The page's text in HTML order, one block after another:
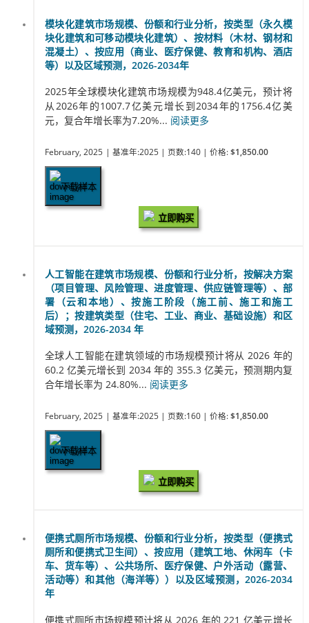
模块化建筑市场规模、份额和行业分析，按类型（永久模
块化建筑和可移动模块化建筑）、按材料（木材、钢材和
混凝土）、按应用（商业、医疗保健、教育和机构、酒店
等）以及区域预测，2026-2034年
2025年全球模块化建筑市场规模为948.4亿美元，预计将
从2026年的1007.7亿美元增长到2034年的1756.4亿美
元，复合年增长率为7.20%... 阅读更多
February, 2025 | 基准年:2025 | 页数:140 | 价格: $1,850.00
下载样本
立即购买
人工智能在建筑市场规模、份额和行业分析，按解决方案
（项目管理、风险管理、进度管理、供应链管理等）、部
署（云和本地）、按施工阶段（施工前、施工和施工
后）；按建筑类型（住宅、工业、商业、基础设施）和区
域预测，2026-2034 年
全球人工智能在建筑领域的市场规模预计将从 2026 年的
60.2 亿美元增长到 2034 年的 355.3 亿美元，预测期内复
合年增长率为 24.80%... 阅读更多
February, 2025 | 基准年:2025 | 页数:160 | 价格: $1,850.00
下载样本
立即购买
便携式厕所市场规模、份额和行业分析，按类型（便携式
厕所和便携式卫生间）、按应用（建筑工地、休闲车（卡
车、货车等）、公共场所、医疗保健、户外活动（露营、
活动等）和其他（海洋等））以及区域预测，2026-2034
年
便携式厕所市场规模预计将从 2026 年的 221 亿美元增长